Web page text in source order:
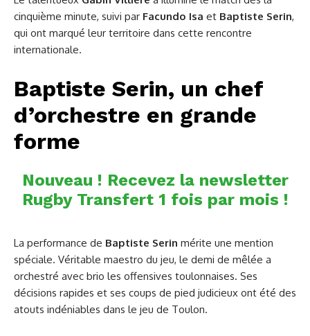
cinquième minute, suivi par Facundo Isa et Baptiste Serin,
qui ont marqué leur territoire dans cette rencontre
internationale.
Baptiste Serin, un chef
d’orchestre en grande
forme
Nouveau ! Recevez la newsletter
Rugby Transfert 1 fois par mois !
La performance de Baptiste Serin mérite une mention
spéciale. Véritable maestro du jeu, le demi de mêlée a
orchestré avec brio les offensives toulonnaises. Ses
décisions rapides et ses coups de pied judicieux ont été des
atouts indéniables dans le jeu de Toulon.